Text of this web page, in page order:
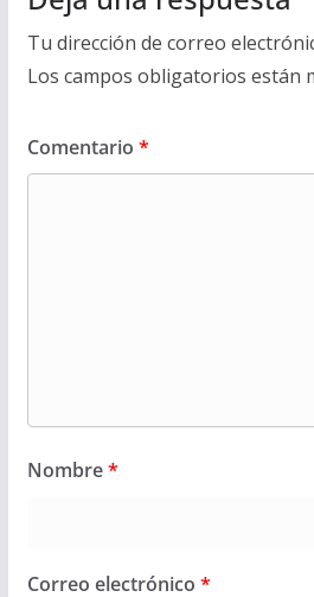
Tu dirección de correo
Los campos obligatorios están
Comentario *
Nombre*
Correo electrónico *